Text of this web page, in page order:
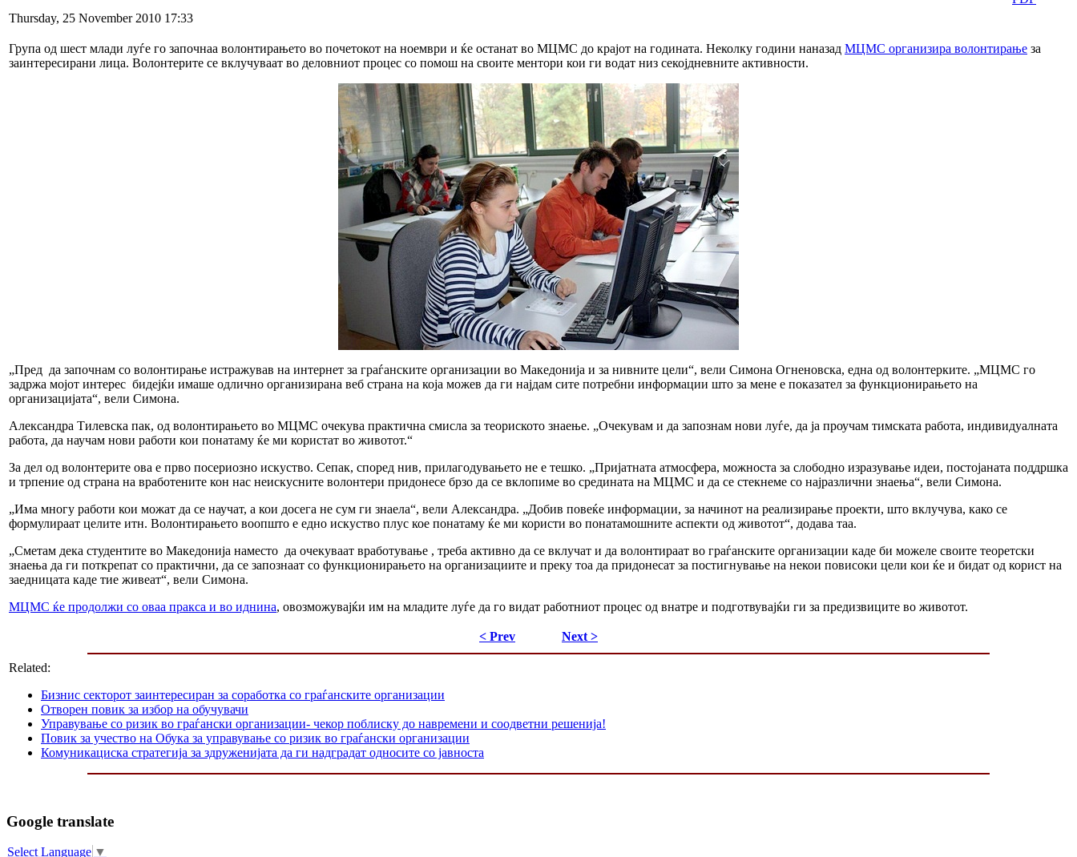
Thursday, 25 November 2010 17:33
Група од шест млади луѓе го започнаа волонтирањето во почетокот на ноември и ќе останат во МЦМС до крајот на годината. Неколку години наназад МЦМС организира волонтирање за
заинтересирани лица. Волонтерите се вклучуваат во деловниот процес со помош на своите ментори кои ги водат низ секојдневните активности.
„Пред да започнам со волонтирање истражував на интернет за граѓанските организации во Македонија и за нивните цели“, вели Симона Огненовска, една од волонтерките. „МЦМС го
задржа мојот интерес бидејќи имаше одлично организирана веб страна на која можев да ги најдам сите потребни информации што за мене е показател за функционирањето на
организацијата“, вели Симона.
Александра Тилевска пак, од волонтирањето во МЦМС очекува практична смисла за теориското знаење. „Очекувам и да запознам нови луѓе, да ја проучам тимската работа, индивидуалната
работа, да научам нови работи кои понатаму ќе ми користат во животот.“
За дел од волонтерите ова е прво посериозно искуство. Сепак, според нив, прилагодувањето не е тешко. „Пријатната атмосфера, можноста за слободно изразување идеи, постојаната поддршка
и трпение од страна на вработените кон нас неискусните волонтери придонесе брзо да се вклопиме во средината на МЦМС и да се стекнеме со најразлични знаења“, вели Симона.
„Има многу работи кои можат да се научат, а кои досега не сум ги знаела“, вели Александра. „Добив повеќе информации, за начинот на реализирање проекти, што вклучува, како се
формулираат целите итн. Волонтирањето воопшто е едно искуство плус кое понатаму ќе ми користи во понатамошните аспекти од животот“, додава таа.
„Сметам дека студентите во Македонија наместо да очекуваат вработување , треба активно да се вклучат и да волонтираат во граѓанските организации каде би можеле своите теоретски
знаења да ги поткрепат со практични, да се запознаат со функционирањето на организациите и преку тоа да придонесат за постигнување на некои повисоки цели кои ќе и бидат од корист на
заедницата каде тие живеат“, вели Симона.
МЦМС ќе продолжи со оваа пракса и во иднина, овозможувајќи им на младите луѓе да го видат работниот процес од внатре и подготвувајќи ги за предизвиците во животот.
< Prev Next >
Related:
Бизнис секторот заинтересиран за соработка со граѓанските организации
Отворен повик за избор на обучувачи
Управување со ризик во граѓански организации- чекор поблиску до навремени и соодветни решенија!
Повик за учество на Обука за управување со ризик во граѓански организации
Комуникациска стратегија за здруженијата да ги надградат односите со јавноста
Google translate
Select Language ▼